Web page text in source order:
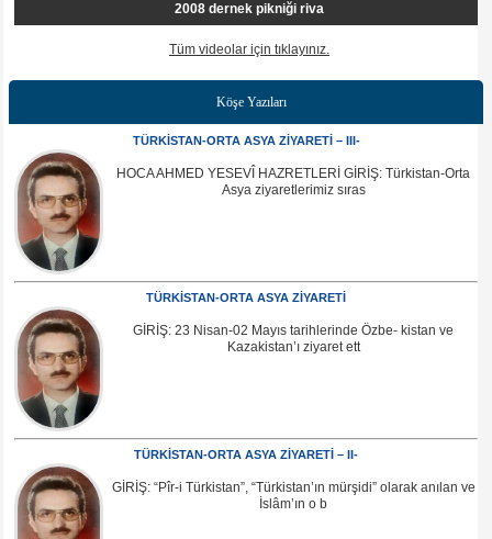
2008 dernek pikniği riva
Tüm videolar için tıklayınız.
Köşe Yazıları
TÜRKİSTAN-ORTA ASYA ZİYARETİ – III-
HOCA AHMED YESEVÎ HAZRETLERİ GİRİŞ: Türkistan-Orta
Asya ziyaretlerimiz sıras
TÜRKİSTAN-ORTA ASYA ZİYARETİ
GİRİŞ: 23 Nisan-02 Mayıs tarihlerinde Özbe- kistan ve
Kazakistan’ı ziyaret ett
TÜRKİSTAN-ORTA ASYA ZİYARETİ – II-
GİRİŞ: “Pîr-i Türkistan”, “Türkistan’ın mürşidi” olarak anılan ve
İslâm’ın o b